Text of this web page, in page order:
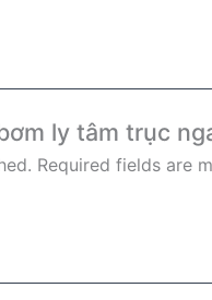
ly tâm trục
Required fields are